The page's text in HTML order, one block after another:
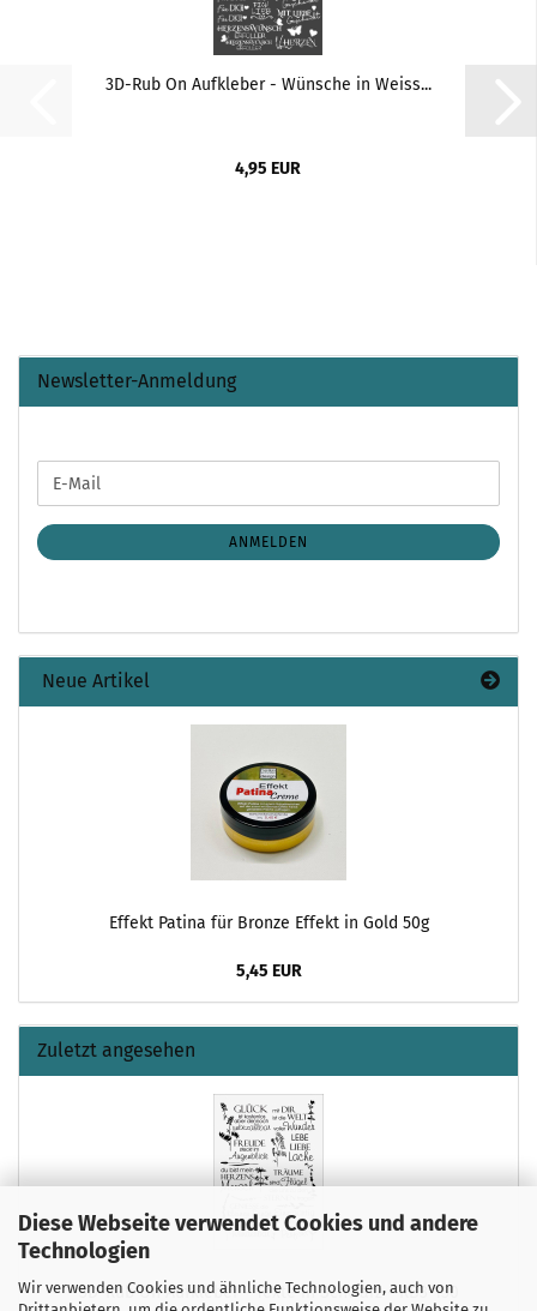
Diese Webseite verwendet Cookies und andere
Technologien
Wir verwenden Cookies und ähnliche Technologien, auch von
3D-Rub On Aufkleber - Wünsche in Weiss...
4,95 EUR
Newsletter-Anmeldung
ZUR
ANMELDUNG
E-
Mail
ANMELDEN
Neue Artikel
Effekt Patina für Bronze Effekt in Gold 50g
5,45 EUR
Zuletzt angesehen
3D-Rub On Aufkleber - Texte in Schwarz - RB3-130